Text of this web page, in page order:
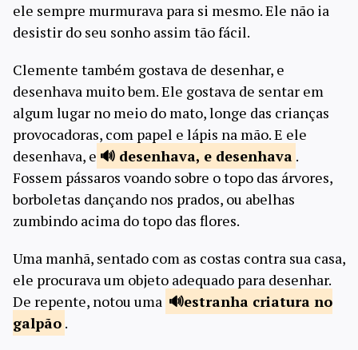
ele sempre murmurava para si mesmo. Ele não ia
desistir do seu sonho assim tão fácil.
Clemente também gostava de desenhar, e
desenhava muito bem. Ele gostava de sentar em
algum lugar no meio do mato, longe das crianças
provocadoras, com papel e lápis na mão. E ele
desenhava, e
desenhava, e desenhava .
Fossem pássaros voando sobre o topo das árvores,
borboletas dançando nos prados, ou abelhas
zumbindo acima do topo das flores.
Uma manhã, sentado com as costas contra sua casa,
ele procurava um objeto adequado para desenhar.
De repente, notou uma
estranha criatura no
galpão .